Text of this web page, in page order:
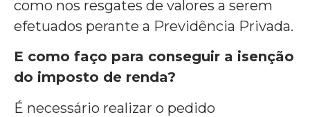
como nos resgates de valores a serem
efetuados perante a Previdência Privada.
E como faço para conseguir a isenção
do imposto de renda?
É necessário realizar o pedido